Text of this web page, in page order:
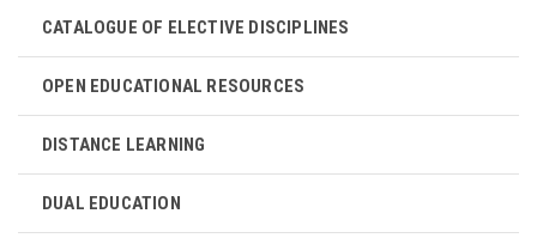
CATALOGUE OF ELECTIVE DISCIPLINES
OPEN EDUCATIONAL RESOURCES
DISTANCE LEARNING
DUAL EDUCATION